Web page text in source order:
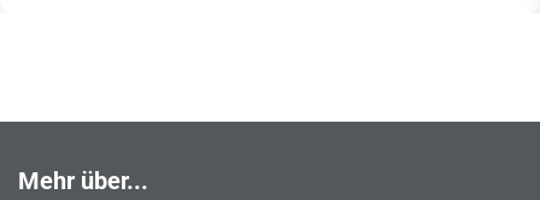
Mehr über...